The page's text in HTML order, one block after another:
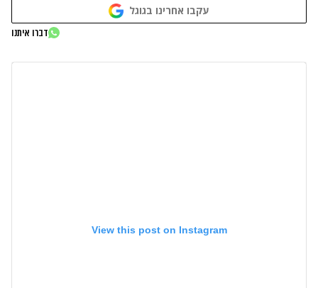
עקבו אחרינו בגוגל
דברו איתנו
View this post on Instagram